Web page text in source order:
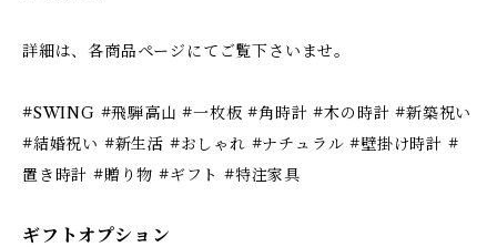
詳細は、各商品ページにてご覧下さいませ。
#SWING #飛騨高山 #一枚板 #角時計 #木の時計 #新築祝い
#結婚祝い #新生活 #おしゃれ #ナチュラル #壁掛け時計 #
置き時計 #贈り物 #ギフト #特注家具
ギフトオプション